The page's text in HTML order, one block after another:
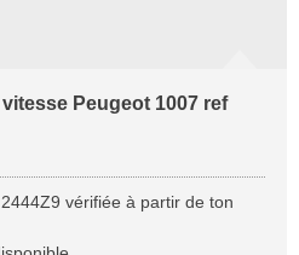
Peugeot 1007 ref
vérifiée à partir de ton